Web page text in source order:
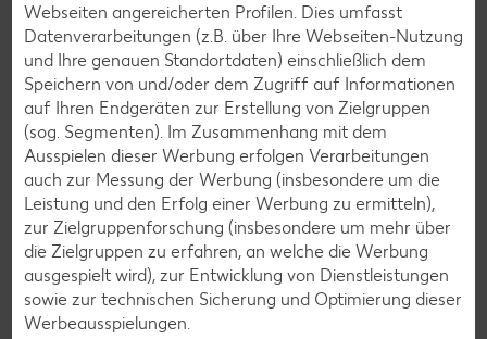
Weitere interessante
Rezeptkategorien
Burger-Rezepte
Pizza-Rezepte
Pasta-Rezepte
Webseiten angereicherten Profilen. Dies umfasst
Datenverarbeitungen (z.B. über Ihre Webseiten-Nutzung
und Ihre genauen Standortdaten) einschließlich dem
Speichern von und/oder dem Zugriff auf Informationen
auf Ihren Endgeräten zur Erstellung von Zielgruppen
(sog. Segmenten). Im Zusammenhang mit dem
Ausspielen dieser Werbung erfolgen Verarbeitungen
auch zur Messung der Werbung (insbesondere um die
Leistung und den Erfolg einer Werbung zu ermitteln),
zur Zielgruppenforschung (insbesondere um mehr über
die Zielgruppen zu erfahren, an welche die Werbung
ausgespielt wird), zur Entwicklung von Dienstleistungen
sowie zur technischen Sicherung und Optimierung dieser
Werbeausspielungen.